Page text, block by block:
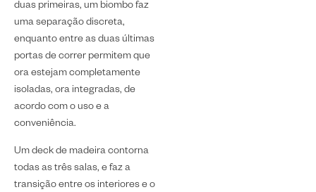
duas primeiras, um biombo faz
uma separação discreta,
enquanto entre as duas últimas
portas de correr permitem que
ora estejam completamente
isoladas, ora integradas, de
acordo com o uso e a
conveniência.
Um deck de madeira contorna
todas as três salas, e faz a
transição entre os interiores e o